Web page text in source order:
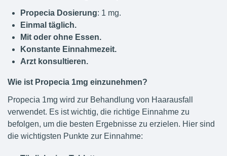
Propecia Dosierung: 1 mg.
Einmal täglich.
Mit oder ohne Essen.
Konstante Einnahmezeit.
Arzt konsultieren.
Wie ist Propecia 1mg einzunehmen?
Propecia 1mg wird zur Behandlung von Haarausfall
verwendet. Es ist wichtig, die richtige Einnahme zu
befolgen, um die besten Ergebnisse zu erzielen. Hier sind
die wichtigsten Punkte zur Einnahme: